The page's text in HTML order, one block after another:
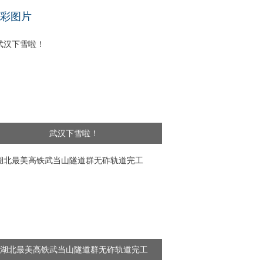
图片
武汉下雪啦！
湖北最美高铁武当山隧道群无砟轨道完工